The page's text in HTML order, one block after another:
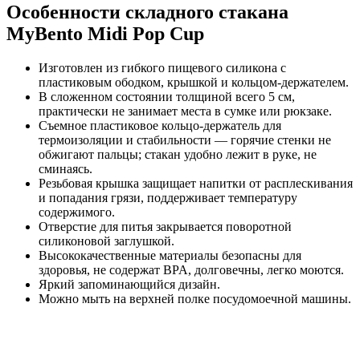
Особенности складного стакана
MyBento Midi Pop Cup
Изготовлен из гибкого пищевого силикона с
пластиковым ободком, крышкой и кольцом-держателем.
В сложенном состоянии толщиной всего 5 см,
практически не занимает места в сумке или рюкзаке.
Съемное пластиковое кольцо-держатель для
термоизоляции и стабильности — горячие стенки не
обжигают пальцы; стакан удобно лежит в руке, не
сминаясь.
Резьбовая крышка защищает напитки от расплескивания
и попадания грязи, поддерживает температуру
содержимого.
Отверстие для питья закрывается поворотной
силиконовой заглушкой.
Высококачественные материалы безопасны для
здоровья, не содержат BPA, долговечны, легко моются.
Яркий запоминающийся дизайн.
Можно мыть на верхней полке посудомоечной машины.